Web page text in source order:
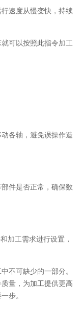
速度从慢变快，持续
可以按照此指令加工
各轴，避免误操作造
件是否正常，确保数
加工需求进行设置，
不可缺少的一部分。
量，为加工提供更高
步。